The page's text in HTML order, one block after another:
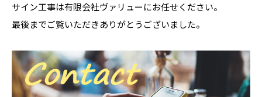
サイン工事は有限会社ヴァリューにお任せください。
最後までご覧いただきありがとうございました。